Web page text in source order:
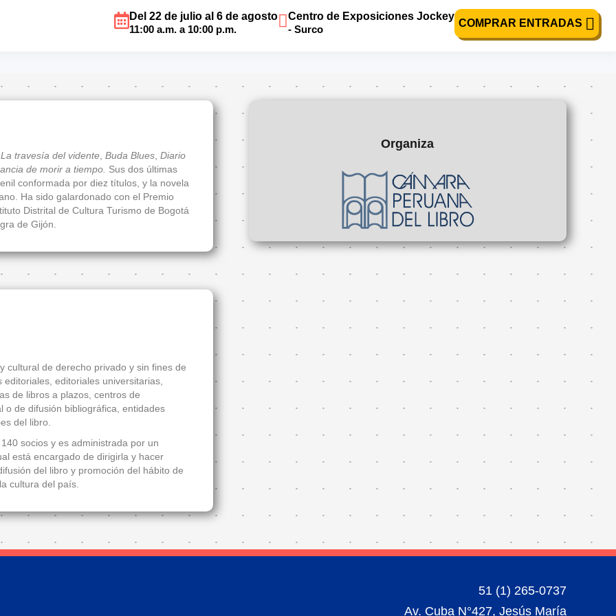
Del 22 de julio al 6 de agosto
11:00 a.m. a 10:00 p.m.
Centro de Exposiciones Jockey
- Surco
COMPRAR ENTRADAS
La travesía del vidente Buda Blues Diario
de morir a tiempo. Sus dos últimas
conformada por diez títulos, y la novela
Ha sido galardonado con el Premio
Distrital de Cultura Turismo de Bogotá
de Gijón.
cultural de derecho privado y sin fines de
editoriales universitarias,
de libros a plazos, centros de
o de difusión bibliográfica, entidades
del libro.
socios y es administrada por un
está encargado de dirigirla y hacer
del libro y promoción del hábito de
cultura del país.
Organiza
51 (1) 265-0737
Av. Cuba N°427, Jesús María